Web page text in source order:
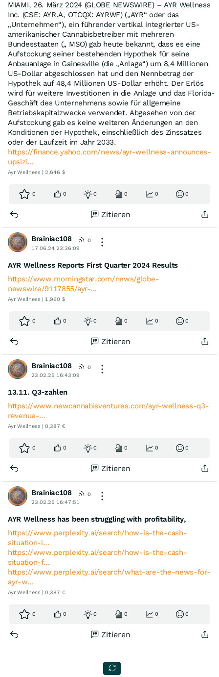
MIAMI, 26. März 2024 (GLOBE NEWSWIRE) – AYR Wellness
Inc. (CSE: AYR.A, OTCQX: AYRWF) („AYR“ oder das
„Unternehmen“), ein führender vertikal integrierter US-
amerikanischer Cannabisbetreiber mit mehreren
Bundesstaaten („ MSO) gab heute bekannt, dass es eine
Aufstockung seiner bestehenden Hypothek für seine
Anbauanlage in Gainesville (die „Anlage“) um 8,4 Millionen
US-Dollar abgeschlossen hat und den Nennbetrag der
Hypothek auf 48,4 Millionen US-Dollar erhöht. Der Erlös
wird für weitere Investitionen in die Anlage und das Florida-
Geschäft des Unternehmens sowie für allgemeine
Betriebskapitalzwecke verwendet. Abgesehen von der
Aufstockung gab es keine weiteren Änderungen an den
Konditionen der Hypothek, einschließlich des Zinssatzes
oder der Laufzeit im Jahr 2033.
https://finance.yahoo.com/news/ayr-wellness-announces-
upsizi…
Ayr Wellness | 2,646 $
0 0 0 0 0 0
Zitieren
Brainiac108
0
17.06.24 23:36:09
AYR Wellness Reports First Quarter 2024 Results
https://www.morningstar.com/news/globe-
newswire/9117855/ayr-…
Ayr Wellness | 1,960 $
0 0 0 0 0 0
Zitieren
Brainiac108
0
23.02.25 16:43:09
13.11. Q3-zahlen
https://www.newcannabisventures.com/ayr-wellness-q3-
revenue-…
Ayr Wellness | 0,387 €
0 0 0 0 0 0
Zitieren
Brainiac108
0
23.02.25 16:47:51
AYR Wellness has been struggling with profitability,
https://www.perplexity.ai/search/how-is-the-cash-
situation-i…
https://www.perplexity.ai/search/how-is-the-cash-
situation-f…
https://www.perplexity.ai/search/what-are-the-news-for-
ayr-w…
Ayr Wellness | 0,387 €
0 0 0 0 0 0
Zitieren